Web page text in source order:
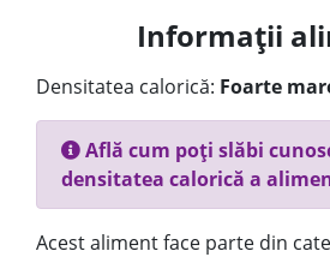
Informații
Densitatea calorică: Foarte
Află cum poți slăbi
densitatea calorică a
Acest aliment face parte din